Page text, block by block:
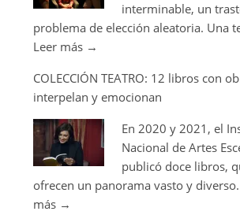
interminable, un
problema de elección aleatoria. Una
Leer más →
COLECCIÓN TEATRO: 12 libros con
interpelan y emocionan
En 2020 y 2021, el
Nacional de Artes
publicó doce libros,
ofrecen un panorama vasto y
más →